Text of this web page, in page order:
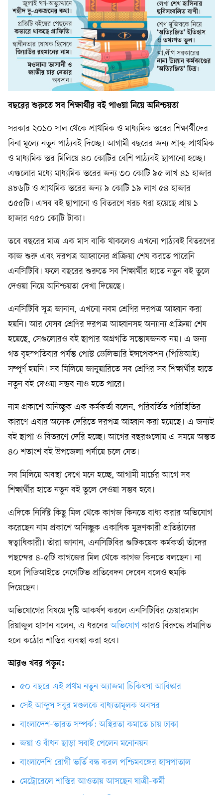
বছরের শুরুতে সব শিক্ষার্থীর বই পাওয়া নিয়ে অনিশ্চয়তা
সরকার ২০১০ সাল থেকে প্রাথমিক ও মাধ্যমিক স্তরের শিক্ষার্থীদের
বিনা মূল্যে নতুন পাঠ্যবই দিচ্ছে। আগামী বছরের জন্য প্রাক্-প্রাথমিক
ও মাধ্যমিক স্তর মিলিয়ে ৪০ কোটির বেশি পাঠ্যবই ছাপানো হচ্ছে।
এগুলোর মধ্যে মাধ্যমিক স্তরের জন্য ৩০ কোটি ৯৫ লাখ ৪১ হাজার
৪৮৬টি ও প্রাথমিক স্তরের জন্য ৯ কোটি ১৯ লাখ ৫৪ হাজার
৩৫৫টি। এসব বই ছাপানো ও বিতরণে খরচ ধরা হয়েছে প্রায় ১
হাজার ৭৫০ কোটি টাকা।
তবে বছরের মাত্র এক মাস বাকি থাকলেও এখনো পাঠ্যবই বিতরণের
কাজ শুরু এবং দরপত্র আহ্বানের প্রক্রিয়া শেষ করতে পারেনি
এনসিটিবি। ফলে বছরের শুরুতে সব শিক্ষার্থীর হাতে নতুন বই তুলে
দেওয়া নিয়ে অনিশ্চয়তা দেখা দিয়েছে।
এনসিটিবি সূত্র জানান, এখনো নবম শ্রেণির দরপত্র আহ্বান করা
হয়নি। আর যেসব শ্রেণির দরপত্র আহ্বানসহ অন্যান্য প্রক্রিয়া শেষ
হয়েছে, সেগুলোরও বই ছাপার অগ্রগতি সন্তোষজনক নয়। এ জন্য
গত বৃহস্পতিবার পর্যন্ত পোস্ট ডেলিভারি ইন্সপেকশন (পিডিআই)
সম্পূর্ণ হয়নি। সব মিলিয়ে জানুয়ারিতে সব শ্রেণির সব শিক্ষার্থীর হাতে
নতুন বই দেওয়া সম্ভব নাও হতে পারে।
নাম প্রকাশে অনিচ্ছুক এক কর্মকর্তা বলেন, পরিবর্তিত পরিস্থিতির
কারণে এবার অনেক দেরিতে দরপত্র আহ্বান করা হয়েছে। এ জন্যই
বই ছাপা ও বিতরণে দেরি হচ্ছে। আগের বছরগুলোয় এ সময়ে অন্তত
৪০ শতাংশ বই উপজেলা পর্যায়ে চলে যেত।
সব মিলিয়ে অবস্থা দেখে মনে হচ্ছে, আগামী মার্চের আগে সব
শিক্ষার্থীর হাতে নতুন বই তুলে দেওয়া সম্ভব হবে।
এদিকে নির্দিষ্ট কিছু মিল থেকে কাগজ কিনতে বাধ্য করার অভিযোগ
করেছেন নাম প্রকাশে অনিচ্ছুক একাধিক মুদ্রণকারী প্রতিষ্ঠানের
স্বত্বাধিকারী। তাঁরা জানান, এনসিটিবির গুটিকয়েক কর্মকর্তা তাঁদের
পছন্দের ৪-৫টি কাগজের মিল থেকে কাগজ কিনতে বলছেন। না
হলে পিডিআইতে নেগেটিভ প্রতিবেদন দেবেন বলেও হুমকি
দিয়েছেন।
অভিযোগের বিষয়ে দৃষ্টি আকর্ষণ করলে এনসিটিবির চেয়ারম্যান
রিয়াজুল হাসান বলেন, এ ধরনেরঅভিযোগকারও বিরুদ্ধে প্রমাণিত
হলে কঠোর শাস্তির ব্যবস্থা করা হবে।
আরও খবর পড়ুন:
৫০ বছরে এই প্রথম নতুন অ্যাজমা চিকিৎসা আবিষ্কার
সেই আব্দুস সবুর মণ্ডলকে বাধ্যতামূলক অবসর
বাংলাদেশ-ভারত সম্পর্ক: অস্থিরতা কমাতে চায় ঢাকা
জয়া ও বাঁধন ছাড়া সবাই পেলেন মনোনয়ন
বাংলাদেশি রোগী ভর্তি বন্ধ করল পশ্চিমবঙ্গের হাসপাতাল
মেট্রোরেলে শাস্তির আওতায় আসছেন যাত্রী-কর্মী